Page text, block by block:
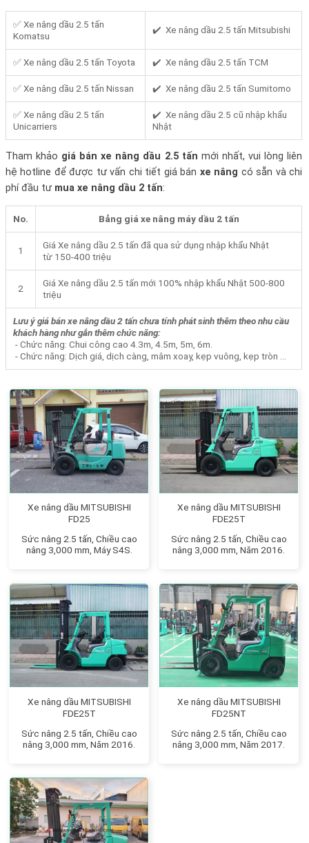
✅ Xe nâng dầu 2.5 tấn
Komatsu
✔️ Xe nâng dầu 2.5 tấn Mitsubishi
✅ Xe nâng dầu 2.5 tấn Toyota ✔️ Xe nâng dầu 2.5 tấn TCM
✅ Xe nâng dầu 2.5 tấn Nissan ✔️ Xe nâng dầu 2.5 tấn Sumitomo
✅ Xe nâng dầu 2.5 tấn
Unicarriers
✔️ Xe nâng dầu 2.5 cũ nhập khẩu
Nhật
Tham khảo giá bán xe nâng dầu 2.5 tấn mới nhất, vui lòng liên
hệ hotline để được tư vấn chi tiết giá bán xe nâng có sẵn và chi
phí đầu tư mua xe nâng dầu 2 tấn:
No. Bảng giá xe nâng máy dầu 2 tấn
1
Giá Xe nâng dầu 2.5 tấn đã qua sử dụng nhập khẩu Nhật
từ 150-400 triệu
2
Giá Xe nâng dầu 2.5 tấn mới 100% nhập khẩu Nhật 500-800
triệu
Lưu ý giá bán xe nâng dầu 2 tấn chưa tính phát sinh thêm theo nhu cầu
khách hàng như gắn thêm chức năng:
- Chức năng: Chui công cao 4.3m, 4.5m, 5m, 6m.
- Chức năng: Dịch giá, dịch càng, mâm xoay, kẹp vuông, kẹp tròn …
Xe nâng dầu MITSUBISHI
FD25
Sức nâng 2.5 tấn, Chiều cao
nâng 3,000 mm, Máy S4S.
Xe nâng dầu MITSUBISHI
FDE25T
Sức nâng 2.5 tấn, Chiều cao
nâng 3,000 mm, Năm 2016.
Xe nâng dầu MITSUBISHI
FDE25T
Sức nâng 2.5 tấn, Chiều cao
nâng 3,000 mm, Năm 2016.
Xe nâng dầu MITSUBISHI
FD25NT
Sức nâng 2.5 tấn, Chiều cao
nâng 3,000 mm, Năm 2017.